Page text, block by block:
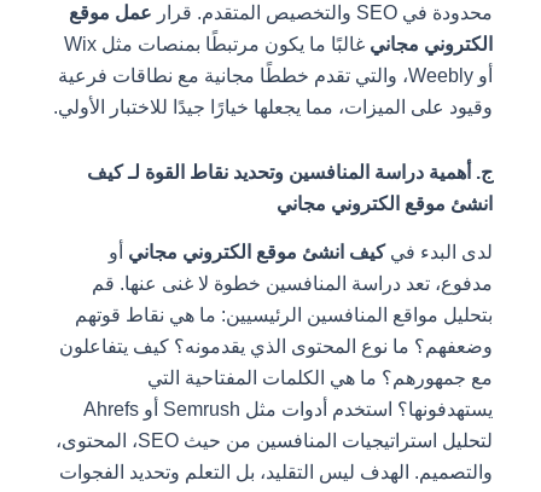
محدودة في SEO والتخصيص المتقدم. قرار
عمل موقع
الكتروني مجاني
غالبًا ما يكون مرتبطًا بمنصات مثل Wix
أو Weebly، والتي تقدم خططًا مجانية مع نطاقات فرعية
وقيود على الميزات، مما يجعلها خيارًا جيدًا للاختبار الأولي.
ج. أهمية دراسة المنافسين وتحديد نقاط القوة لـ كيف
انشئ موقع الكتروني مجاني
لدى البدء في كيف انشئ موقع الكتروني مجانيأو
مدفوع، تعد دراسة المنافسين خطوة لا غنى عنها. قم
بتحليل مواقع المنافسين الرئيسيين: ما هي نقاط قوتهم
وضعفهم؟ ما نوع المحتوى الذي يقدمونه؟ كيف يتفاعلون
مع جمهورهم؟ ما هي الكلمات المفتاحية التي
يستهدفونها؟ استخدم أدوات مثل Semrush أو Ahrefs
لتحليل استراتيجيات المنافسين من حيث SEO، المحتوى،
والتصميم. الهدف ليس التقليد، بل التعلم وتحديد الفجوات